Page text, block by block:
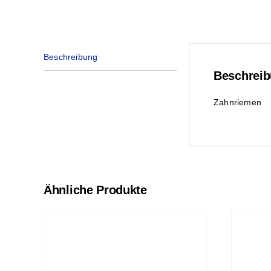
Beschreibung
Zahnriemen
Ähnliche Produkte